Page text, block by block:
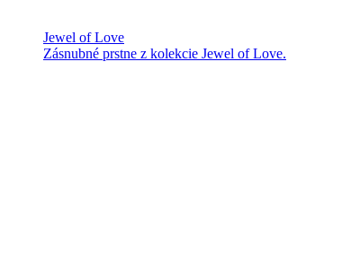
Jewel of Love
Zásnubné prstne z kolekcie Jewel of Love.